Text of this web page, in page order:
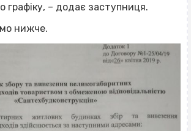
графіку, – додає заступниця.
нижче.